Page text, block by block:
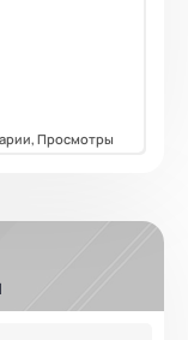
Просмотры